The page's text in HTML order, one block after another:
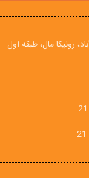
رونیکا مال، طبقه اول